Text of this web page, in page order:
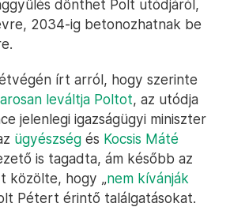
dönthet Polt utódjáról,
2034-ig betonozhatnak be
írt arról, hogy szerinte
leváltja Poltot, az utódja
jelenlegi igazságügyi miniszter
ügyészség és Kocsis Máté
is tagadta, ám később az
közölte, hogy „nem kívánják
Pétert érintő találgatásokat.